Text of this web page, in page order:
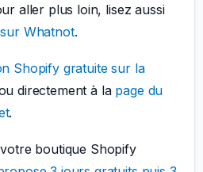
aller plus loin, lisez aussi
Whatnot.
Shopify gratuite sur la
directement à la page du
.
boutique Shopify